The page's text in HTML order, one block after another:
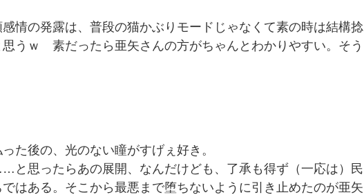
情の発露は、普段の猫かぶりモードじゃなくて素の時は結構捻
うｗ 素だったら亜矢さんの方がちゃんとわかりやすい。そう
た後の、光のない瞳がすげぇ好き。
思ったらあの展開、なんだけども、了承も得ず（一応は）民
はある。そこから最悪まで堕ちないように引き止めたのが亜矢